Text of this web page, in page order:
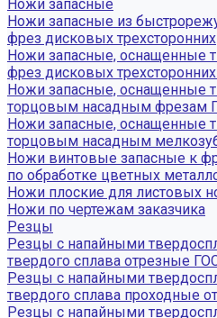
Ножи запасные
Ножи запасные из
фрез дисковых трехсторонних
Ножи запасные, оснащенные
фрез дисковых
Ножи запасные, оснащенные
торцовым насадным фрезам
Ножи запасные, оснащенные
торцовым насадным
Ножи винтовые запасные к
по обработке цветных
Ножи плоские для листовых
Ножи по чертежам заказчика
Резцы
Резцы с напайными
твердого сплава отрезные
Резцы с напайными
твердого сплава проходные
Резцы с напайными